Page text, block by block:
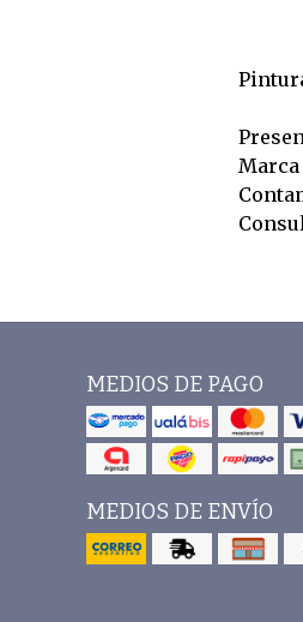
Marca
MEDIOS DE PAGO
MEDIOS DE ENVÍO